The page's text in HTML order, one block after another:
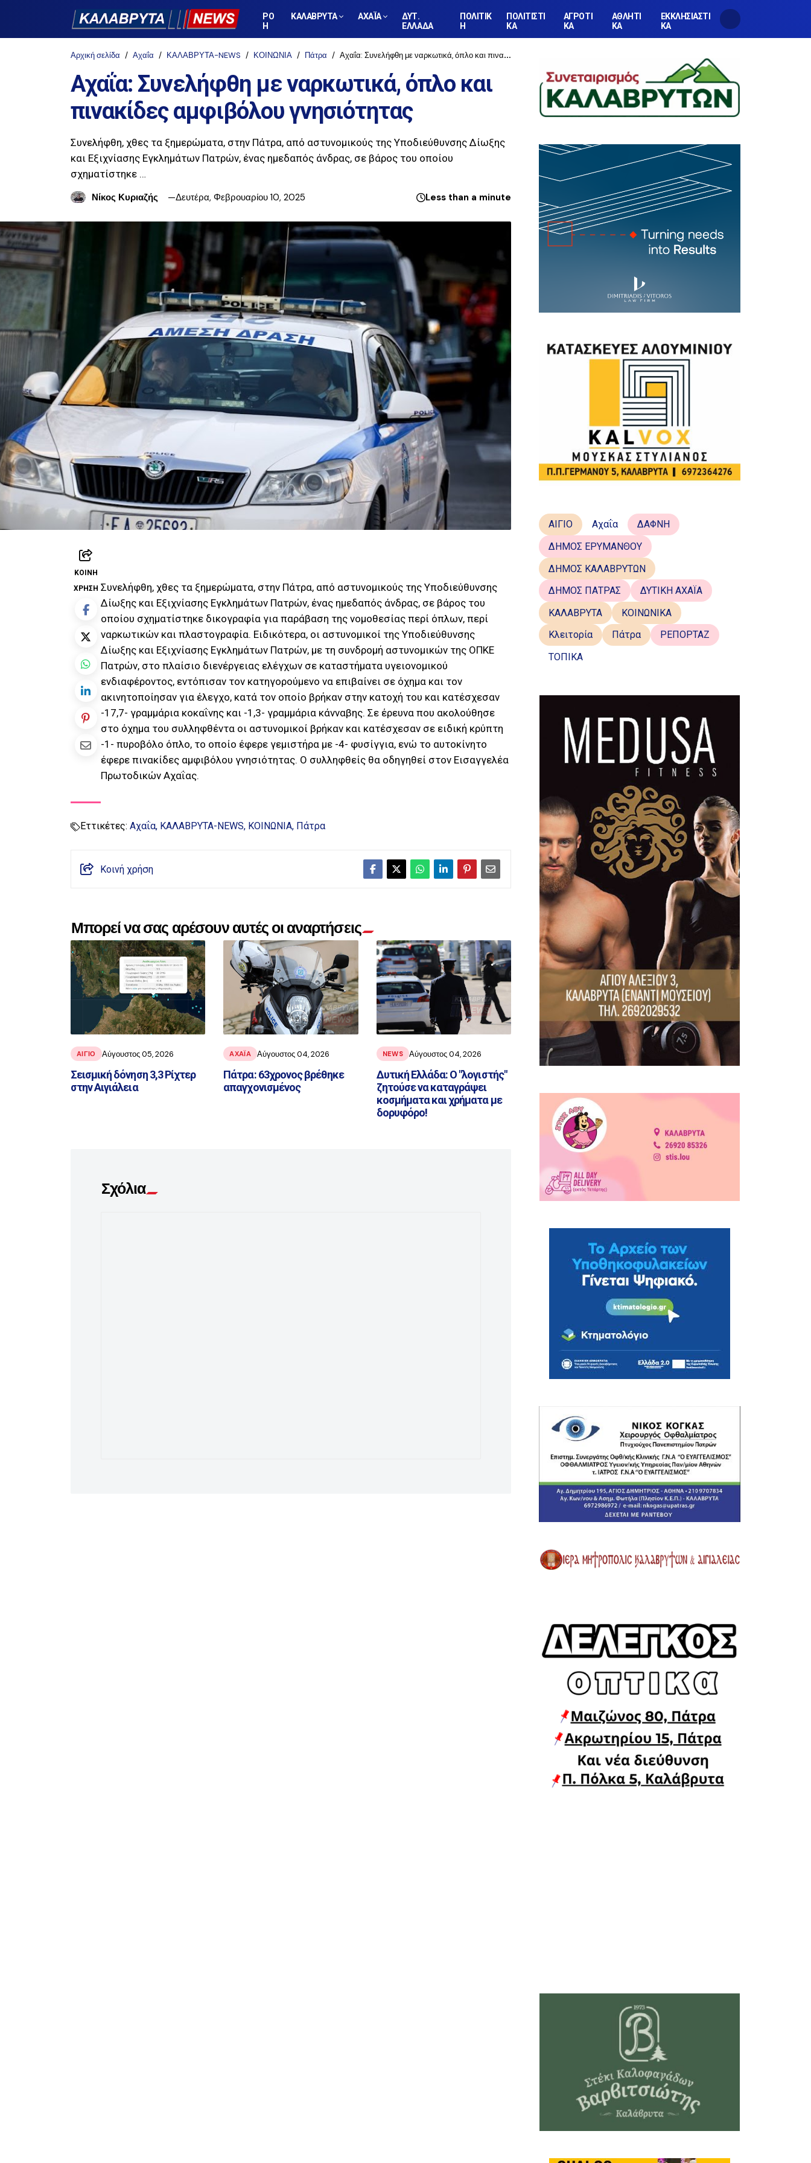
ΡΟ
Η
ΚΑΛΑΒΡΥΤΑ ΑΧΑΪΑ
ΔΥΤ.
ΕΛΛΑΔΑ
ΠΟΛΙΤΙΚ
Η
ΠΟΛΙΤΙΣΤΙ
ΚΑ
ΑΓΡΟΤΙ
ΚΑ
ΑΘΛΗΤΙ
ΚΑ
ΕΚΚΛΗΣΙΑΣΤΙ
ΚΑ
Αρχική σελίδα Αχαΐα ΚΑΛΑΒΡΥΤΑ-NEWS ΚΟΙΝΩΝΙΑ Πάτρα Αχαΐα: Συνελήφθη με ναρκωτικά, όπλο και πινακίδες αμφιβόλου γνησιότητας
Αχαΐα: Συνελήφθη με ναρκωτικά, όπλο και
πινακίδες αμφιβόλου γνησιότητας
Συνελήφθη, χθες τα ξημερώματα, στην Πάτρα, από αστυνομικούς της Υποδιεύθυνσης Δίωξης
και Εξιχνίασης Εγκλημάτων Πατρών, ένας ημεδαπός άνδρας, σε βάρος του οποίου
σχηματίστηκε …
Νίκος Κυριαζής
Δευτέρα, Φεβρουαρίου 10, 2025 Less than a minute
ΚΟΙΝΉ
ΧΡΉΣΗ Συνελήφθη, χθες τα ξημερώματα, στην Πάτρα, από αστυνομικούς της Υποδιεύθυνσης
Δίωξης και Εξιχνίασης Εγκλημάτων Πατρών, ένας ημεδαπός άνδρας, σε βάρος του
οποίου σχηματίστηκε δικογραφία για παράβαση της νομοθεσίας περί όπλων, περί
ναρκωτικών και πλαστογραφία. Ειδικότερα, οι αστυνομικοί της Υποδιεύθυνσης
Δίωξης και Εξιχνίασης Εγκλημάτων Πατρών, με τη συνδρομή αστυνομικών της ΟΠΚΕ
Πατρών, στο πλαίσιο διενέργειας ελέγχων σε καταστήματα υγειονομικού
ενδιαφέροντος, εντόπισαν τον κατηγορούμενο να επιβαίνει σε όχημα και τον
ακινητοποίησαν για έλεγχο, κατά τον οποίο βρήκαν στην κατοχή του και κατέσχεσαν
-17,7- γραμμάρια κοκαΐνης και -1,3- γραμμάρια κάνναβης. Σε έρευνα που ακολούθησε
στο όχημα του συλληφθέντα οι αστυνομικοί βρήκαν και κατέσχεσαν σε ειδική κρύπτη
-1- πυροβόλο όπλο, το οποίο έφερε γεμιστήρα με -4- φυσίγγια, ενώ το αυτοκίνητο
έφερε πινακίδες αμφιβόλου γνησιότητας. Ο συλληφθείς θα οδηγηθεί στον Εισαγγελέα
Πρωτοδικών Αχαΐας.
Εττικέτες: Αχαΐα ΚΑΛΑΒΡΥΤΑ-NEWS ΚΟΙΝΩΝΙΑ Πάτρα
Κοινή χρήση
Μπορεί να σας αρέσουν αυτές οι αναρτήσεις
ΑΙΓΙΟ Αύγουστος 05, 2026
Σεισμική δόνηση 3,3 Ρίχτερ
στην Αιγιάλεια
ΑΧΑΪ́Α Αύγουστος 04, 2026
Πάτρα: 63χρονος βρέθηκε
απαγχονισμένος
NEWS Αύγουστος 04, 2026
Δυτική Ελλάδα: Ο "λογιστής"
ζητούσε να καταγράψει
κοσμήματα και χρήματα με
δορυφόρο!
Σχόλια
ΑΙΓΙΟ Αχαΐα
ΔΑΦΝΗ
ΔΗΜΟΣ ΕΡΥΜΑΝΘΟΥ
ΔΗΜΟΣ ΚΑΛΑΒΡΥΤΩΝ
ΔΗΜΟΣ ΠΑΤΡΑΣ
ΔΥΤΙΚΗ ΑΧΑΪΑ
ΚΑΛΑΒΡΥΤΑ
ΚΟΙΝΩΝΙΚΑ
Κλειτορία
Πάτρα
ΡΕΠΟΡΤΑΖ
ΤΟΠΙΚΑ